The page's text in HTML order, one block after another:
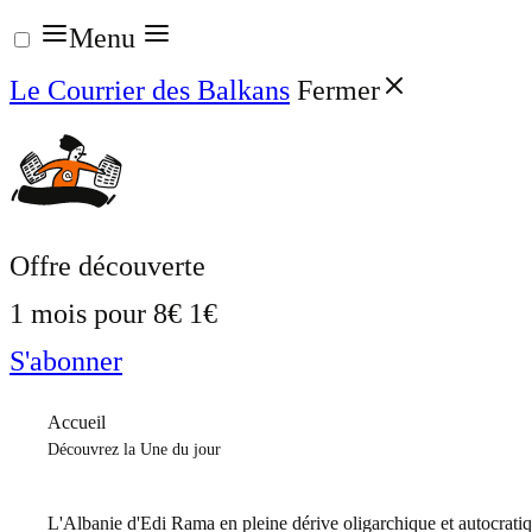
Aller
au
contenu
Menu
Le Courrier des Balkans Fermer
Offre découverte
1 mois pour 8€ 1€
S'abonner
Accueil
Découvrez la Une du jour
L'Albanie d'Edi Rama en pleine dérive oligarchique et